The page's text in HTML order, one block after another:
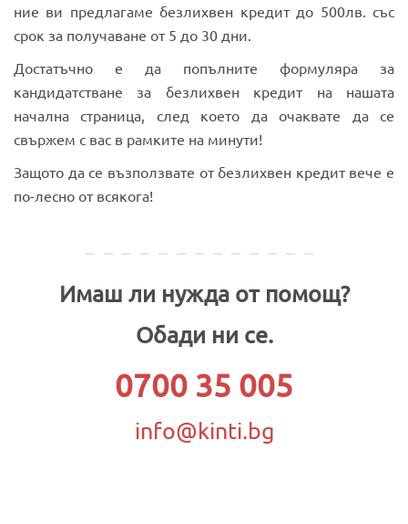
ние ви предлагаме безлихвен кредит до 500лв. със
срок за получаване от 5 до 30 дни.
Достатъчно е да попълните формуляра за
кандидатстване за безлихвен кредит на нашата
начална страница, след което да очаквате да се
свържем с вас в рамките на минути!
Защото да се възползвате от безлихвен кредит вече е
по-лесно от всякога!
Имаш ли нужда от помощ?
Обади ни се.
0700 35 005
info@kinti.bg